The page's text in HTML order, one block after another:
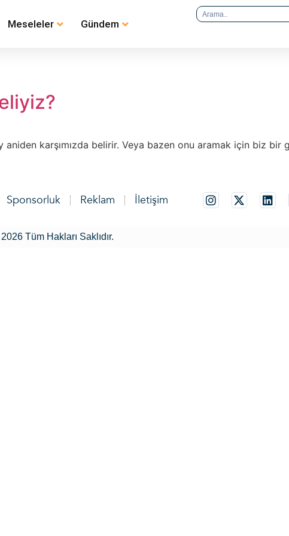
Meseleler Gündem
karşımızda belirir. Veya bazen onu aramak için biz bir
Sponsorluk Reklam İletişim
Tüm Hakları Saklıdır.